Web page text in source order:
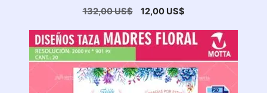
132,00US$
El
original
era:
132,00 US$.
12,00 US$El
actual
es:
12,00 US$.